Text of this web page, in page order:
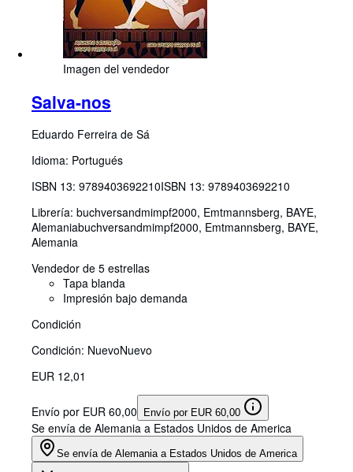
Imagen del vendedor
Salva-nos
Eduardo Ferreira de Sá
Idioma: Portugués
ISBN 13: 9789403692210ISBN 13: 9789403692210
Librería: buchversandmimpf2000, Emtmannsberg, BAYE,
Alemaniabuchversandmimpf2000, Emtmannsberg, BAYE,
Alemania
Vendedor de 5 estrellas
Tapa blanda
Impresión bajo demanda
Condición
Condición: NuevoNuevo
EUR 12,01
Envío por EUR 60,00 Envío por EUR 60,00
Se envía de Alemania a Estados Unidos de America
Se envía de Alemania a Estados Unidos de America